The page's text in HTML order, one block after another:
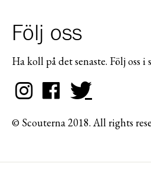
Följ oss
Ha koll på det senaste. Följ oss i
© Scouterna 2018. All rights